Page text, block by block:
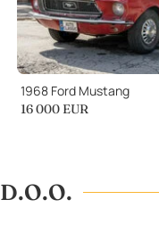
1968 Ford Mustang
16 000 EUR